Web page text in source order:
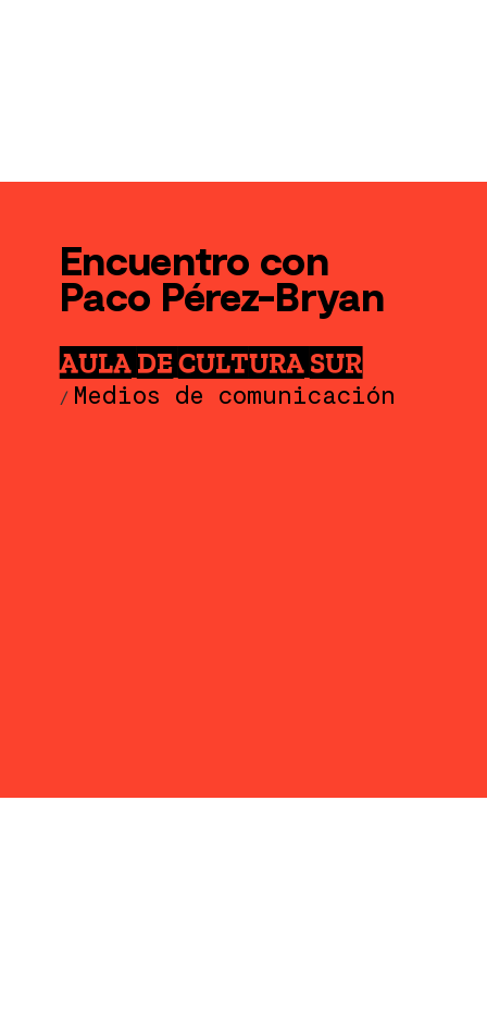
Encuentro con
Paco Pérez-Bryan
AULA DE CULTURA SUR
/ Medios de comunicación